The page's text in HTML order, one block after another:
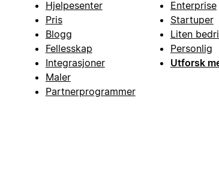
Hjelpesenter
Pris
Blogg
Fellesskap
Integrasjoner
Maler
Partnerprogrammer
Enterprise
Startuper
Liten
Personlig
Utforsk